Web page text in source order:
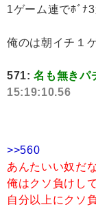
1ゲーム連でﾎﾞﾅ
俺のは朝イチ１
571:名も無きパ
15:19:10.56
>>560
あんたいい奴だ
俺はクソ負けし
自分以上にクソ